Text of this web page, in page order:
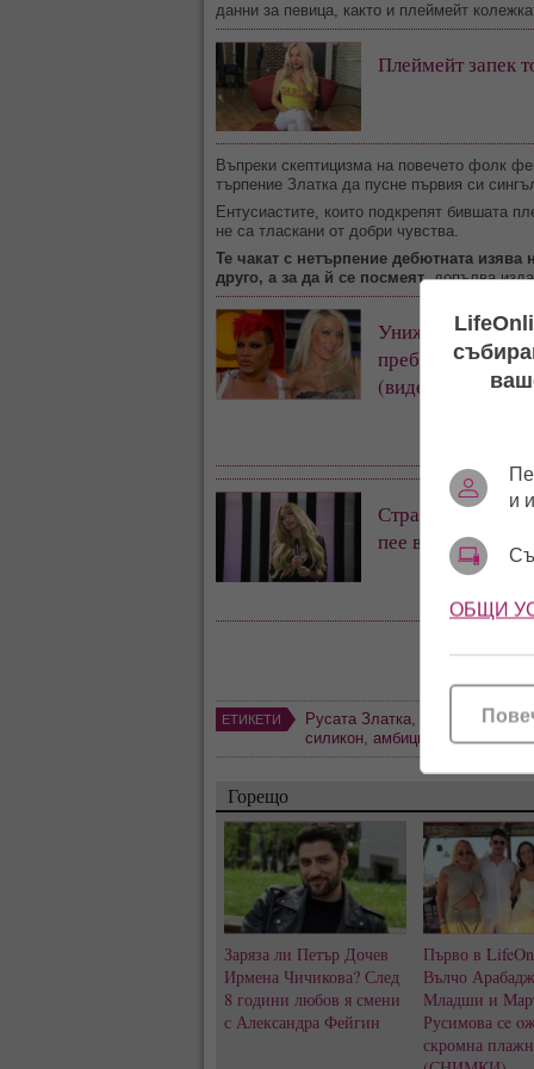
данни за певица, както и плеймейт
Плеймейт запек
Въпреки скептицизма на повечето фолк
търпение Златка да пусне първия си
Ентусиастите, които подкрепят бившата
не са тласкани от добри чувства.
Те чакат с нетърпение дебютната изява
друго, а за да й се посмеят, допълва
Унижение! Азис
преби по време
(видео)
Страх от
пее в „Капките“
ЕТИКЕТИ Русата Златка, Златка Райкова
силикон, амбиция кариера,
Горещо
Заряза ли Петър Дочев
Ирмена Чичикова? След
8 години любов я смени
с Александра Фейгин
Първо в
Вълчо
Младши и
Русимова сe
скромна
и
ОБЩИ